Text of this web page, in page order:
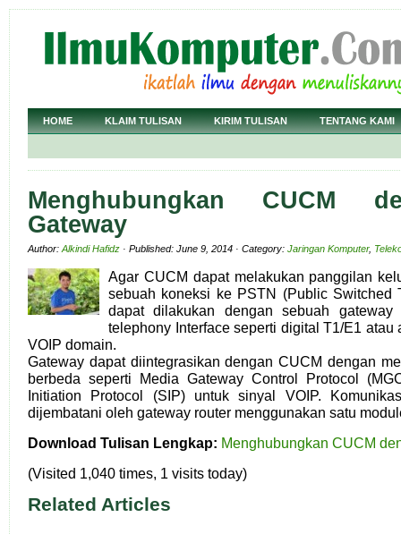
HOME KLAIM TULISAN KIRIM TULISAN TENTANG KAMI
Menghubungkan CUCM
Gateway
Author: Alkindi Hafidz · Published: June 9, 2014 · Category: Jaringan Komputer,
Agar CUCM dapat melakukan panggilan
sebuah koneksi ke PSTN (Public Switched
dapat dilakukan dengan sebuah gateway
telephony Interface seperti digital T1/E1 atau
VOIP domain.
Gateway dapat diintegrasikan dengan CUCM dengan
berbeda seperti Media Gateway Control Protocol
Initiation Protocol (SIP) untuk sinyal VOIP.
dijembatani oleh gateway router menggunakan satu
Download Tulisan Lengkap: Menghubungkan CUCM
(Visited 1,040 times, 1 visits today)
Related Articles